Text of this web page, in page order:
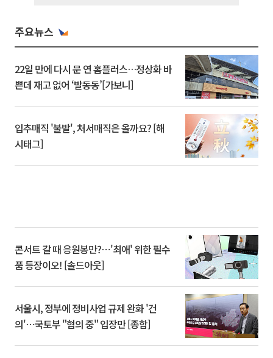
주요뉴스
22일 만에 다시 문 연 홈플러스…정상화 바
쁜데 재고 없어 ‘발동동’[가보니]
입추매직 '불발', 처서매직은 올까요? [해
시태그]
콘서트 갈 때 응원봉만?⋯'최애' 위한 필수
품 등장이오! [솔드아웃]
서울시, 정부에 정비사업 규제 완화 '건
의'⋯국토부 "협의 중" 입장만 [종합]